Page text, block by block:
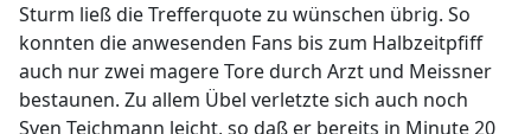
Sturm ließ die Trefferquote zu wünschen übrig. So
konnten die anwesenden Fans bis zum Halbzeitpfiff
auch nur zwei magere Tore durch Arzt und Meissner
bestaunen. Zu allem Übel verletzte sich auch noch
Sven Teichmann leicht, so daß er bereits in Minute 20